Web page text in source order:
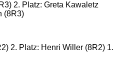
2. Platz: Greta Kawaletz
(8R3)
2. Platz: Henri Willer (8R2) 1.